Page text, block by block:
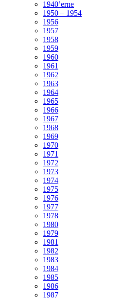
1940’erne
1950 – 1954
1956
1957
1958
1959
1960
1961
1962
1963
1964
1965
1966
1967
1968
1969
1970
1971
1972
1973
1974
1975
1976
1977
1978
1980
1979
1981
1982
1983
1984
1985
1986
1987